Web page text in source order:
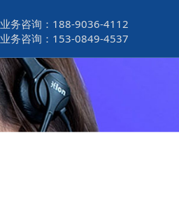
业务咨询：188-9036-4112
业务咨询：153-0849-4537